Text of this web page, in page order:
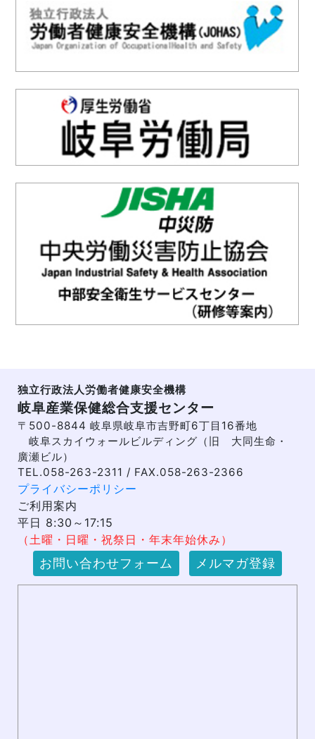
独立行政法人労働者健康安全機構
岐阜産業保健総合支援センター
〒500-8844 岐阜県岐阜市吉野町6丁目16番地
岐阜スカイウォールビルディング（旧 大同生命・
廣瀬ビル）
TEL.058-263-2311 / FAX.058-263-2366
プライバシーポリシー
ご利用案内
平日 8:30～17:15
（土曜・日曜・祝祭日・年末年始休み）
お問い合わせフォーム メルマガ登録